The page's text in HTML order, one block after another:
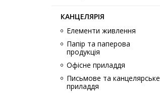
КАНЦЕЛЯРІЯ
Елементи живлення
Папір та паперова
продукція
Офісне приладдя
Письмове та канцелярське
приладдя